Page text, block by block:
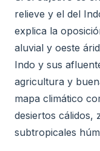
relieve y el del
explica la
aluvial y oeste
Indo y sus
agricultura y
mapa climático
desiertos cálidos,
subtropicales